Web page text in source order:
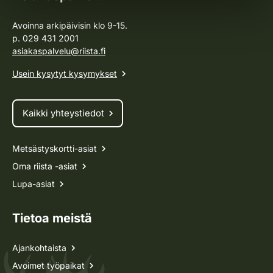
Avoinna arkipäivisin klo 9-15.
p. 029 431 2001
asiakaspalvelu@riista.fi
Usein kysytyt kysymykset
Kaikki yhteystiedot
Metsästyskortti-asiat
Oma riista -asiat
Lupa-asiat
Tietoa meistä
Ajankohtaista
Avoimet työpaikat